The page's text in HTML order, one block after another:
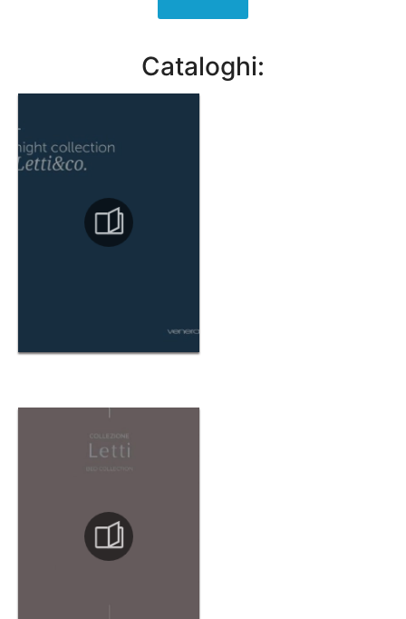
Cataloghi: